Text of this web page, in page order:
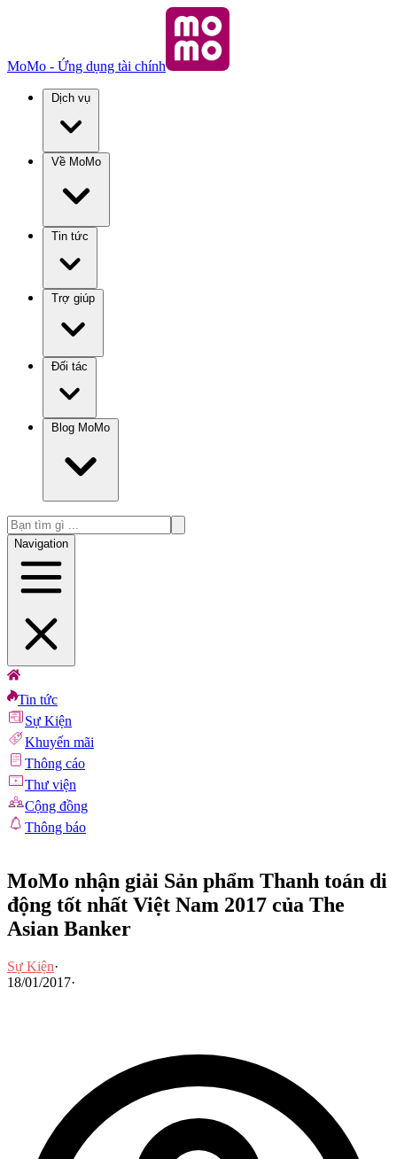
MoMo - Ứng dụng tài chính
Dịch vụ
Về MoMo
Tin tức
Trợ giúp
Đối tác
Blog MoMo
Navigation
Tin tức
Sự Kiện
Khuyến mãi
Thông cáo
Thư viện
Cộng đồng
Thông báo
MoMo nhận giải Sản phẩm Thanh toán di
động tốt nhất Việt Nam 2017 của The
Asian Banker
Sự Kiện·
18/01/2017·